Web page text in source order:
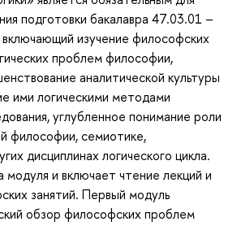
подготовки бакалавра 47.03.01 –
изучение философских
проблем философии,
аналитической культуры
ими логическими методами
углубленное понимание роли
философии, семиотике,
дисциплинах логического цикла.
модуля и включает чтение лекций и
занятий. Первый модуль
обзор философских проблем